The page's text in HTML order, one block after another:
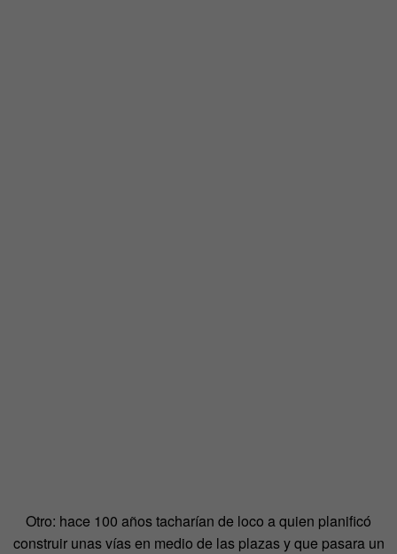
Otro: hace 100 años tacharían de loco a quien planificó
construir unas vías en medio de las plazas y que pasara un